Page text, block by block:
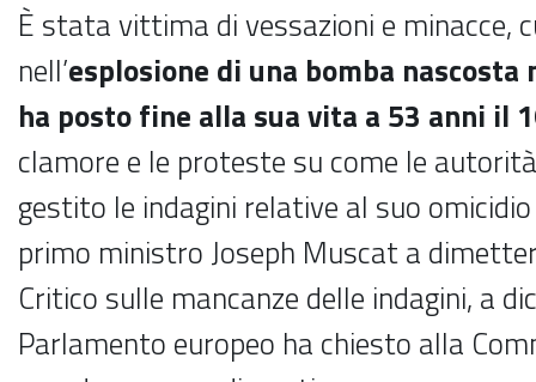
È stata vittima di vessazioni e minacce,
nell’esplosione di una bomba nascosta
ha posto fine alla sua vita a 53 anni il
clamore e le proteste su come le
gestito le indagini relative al suo
primo ministro Joseph Muscat a
Critico sulle mancanze delle indagini, a
Parlamento europeo ha chiesto alla